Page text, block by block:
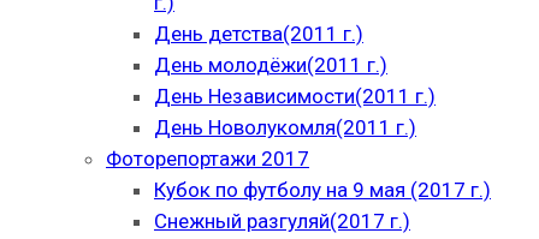
День детства(2011 г.)
День молодёжи(2011 г.)
День Независимости(2011 г.)
День Новолукомля(2011 г.)
Фоторепортажи 2017
Кубок по футболу на 9 мая (2017 г.)
Снежный разгуляй(2017 г.)